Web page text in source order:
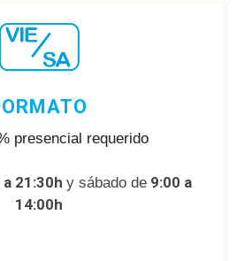
presencial requerido
21:30h y sábado de 9:00 a
14:00h